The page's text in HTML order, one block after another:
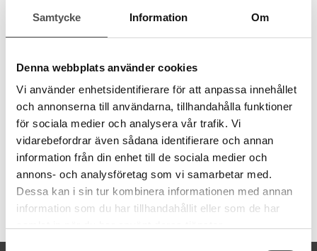
Samtycke Information Om
Denna webbplats använder cookies
Vi använder enhetsidentifierare för att anpassa innehållet
och annonserna till användarna, tillhandahålla funktioner
för sociala medier och analysera vår trafik. Vi
vidarebefordrar även sådana identifierare och annan
information från din enhet till de sociala medier och
annons- och analysföretag som vi samarbetar med.
Dessa kan i sin tur kombinera informationen med annan
information som du har tillhandahållit eller som de har
möjliggör exakta mätningar. Den vita 0,3 mm tjocka bandet kan
dras ut med en skala i centimeter och har en längd på 150 cm.
är måttbandet alltid slätt på ytan och en fasthållningsmekanism
håller måttbandet i önskat läge medan du arbetar.
Låsbart
Ergonomisk
Plan utrullning
Artikelnummer: